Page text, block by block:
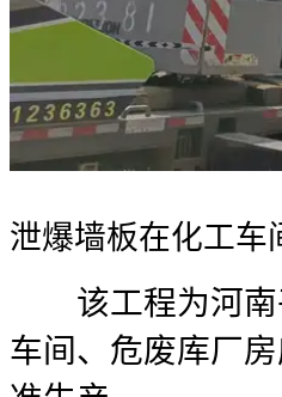
泄爆墙板在化工车
该工程为河南
车间、危废库厂